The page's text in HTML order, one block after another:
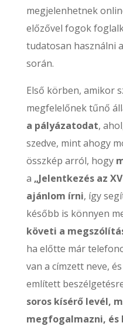
megjelenhetnek
előzővel fogok
tudatosan használni
során.
Első körben, amikor
megfelelőnek tűnő
a pályázatodat,
szedve, mint ahogy
összkép arról, hogy
a „Jelentkezés az
ajánlom írni, így
később is könnyen
követi a
ha előtte már
van a címzett neve,
említett
soros kísérő levél,
megfogalmazni, és